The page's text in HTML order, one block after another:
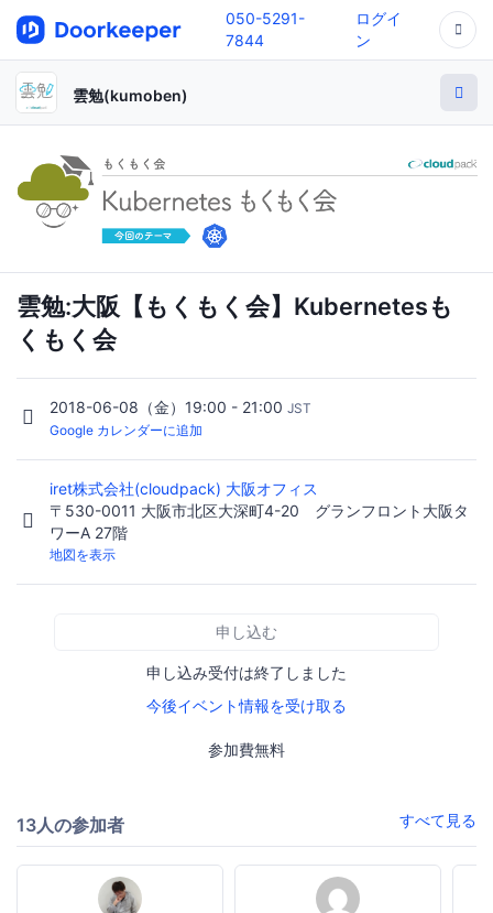
050-5291-
7844
ログイ
ン
雲勉(kumoben)
雲勉:大阪【もくもく会】Kubernetesも
くもく会
2018-06-08（金）19:00 - 21:00 JST
Google カレンダーに追加
iret株式会社(cloudpack) 大阪オフィス
〒530-0011 大阪市北区大深町4-20 グランフロント大阪タ
ワーA 27階
地図を表示
申し込む
申し込み受付は終了しました
今後イベント情報を受け取る
参加費無料
13人の参加者 すべて見る